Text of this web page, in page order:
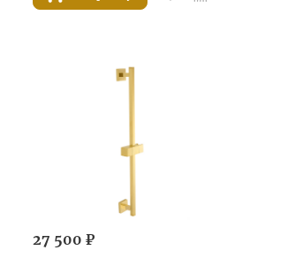
27 500 ₽